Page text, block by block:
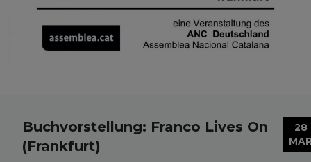
28
Buchvorstellung: Franco Lives On
(Frankfurt)